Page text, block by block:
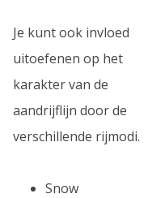
Je kunt ook invloed
uitoefenen op het
karakter van de
aandrijflijn door de
verschillende rijmodi.
Snow